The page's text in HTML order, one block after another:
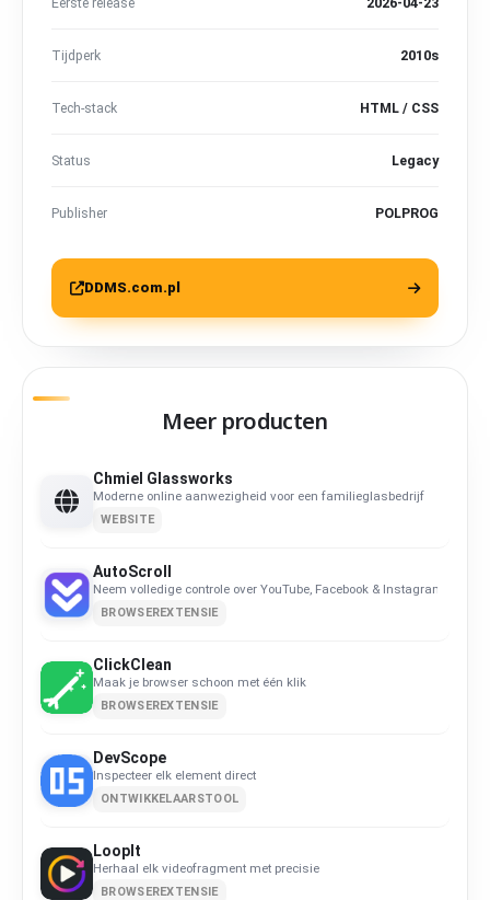
Tijdperk 2010s
Tech-stack HTML / CSS
Status Legacy
Publisher POLPROG
DDMS.com.pl
Meer producten
Chmiel Glassworks
Moderne online aanwezigheid voor een familieglasbedrijf
WEBSITE
AutoScroll
Neem volledige controle over YouTube, Facebook & Instagram
BROWSEREXTENSIE
ClickClean
Maak je browser schoon met één klik
BROWSEREXTENSIE
DevScope
Inspecteer elk element direct
ONTWIKKELAARSTOOL
LoopIt
Herhaal elk videofragment met precisie
BROWSEREXTENSIE